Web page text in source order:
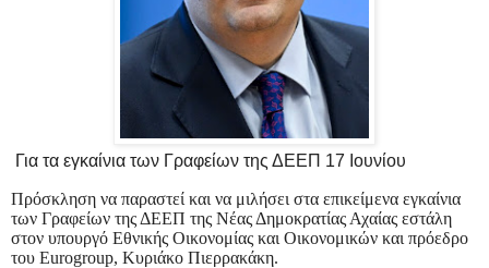
Για τα εγκαίνια των Γραφείων της ΔΕΕΠ 17 Ιουνίου
Πρόσκληση να παραστεί και να μιλήσει στα επικείμενα εγκαίνια
των Γραφείων της ΔΕΕΠ της Νέας Δημοκρατίας Αχαίας εστάλη
στον υπουργό Εθνικής Οικονομίας και Οικονομικών και πρόεδρο
του Eurogroup, Κυριάκο Πιερρακάκη.